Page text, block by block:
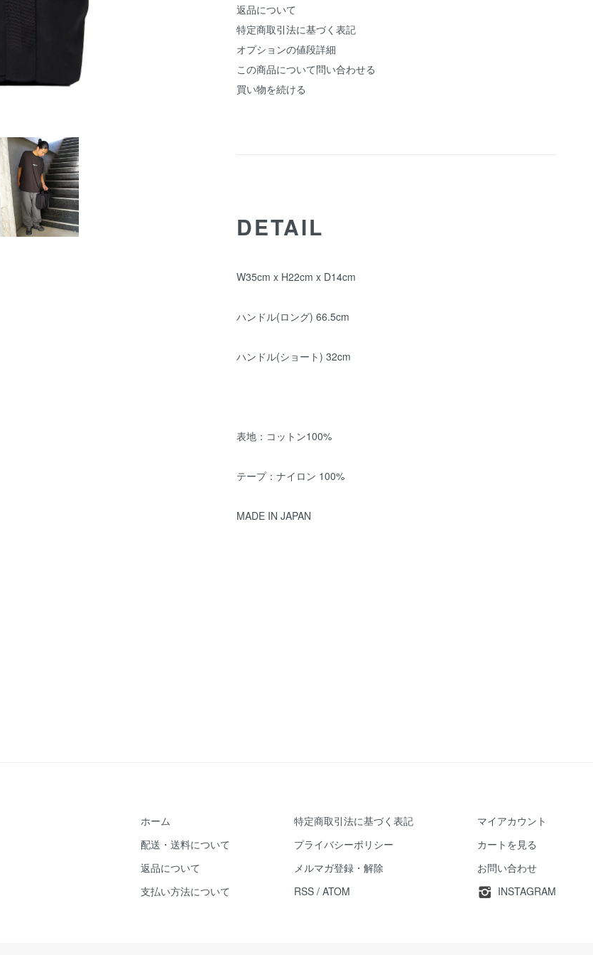
返品について
特定商取引法に基づく表記
オプションの値段詳細
この商品について問い合わせる
買い物を続ける
DETAIL
W35cm x H22cm x D14cm
ハンドル(ロング) 66.5cm
ハンドル(ショート) 32cm
表地：コットン100%
テープ：ナイロン 100%
MADE IN JAPAN
ホーム
配送・送料について
返品について
支払い方法について
特定商取引法に基づく表記
プライバシーポリシー
メルマガ登録・解除
RSS /ATOM
マイアカウント
カートを見る
お問い合わせ
INSTAGRAM